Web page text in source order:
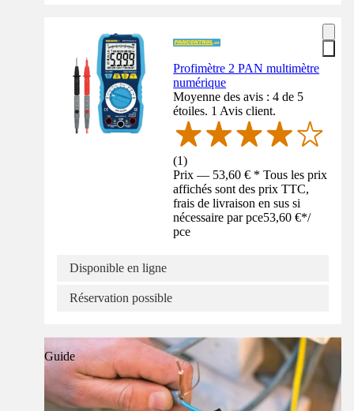
Profimètre 2 PAN multimètre
numérique
Moyenne des avis : 4 de 5
étoiles. 1 Avis client.
(1)
Prix — 53,60 € * Tous les prix
affichés sont des prix TTC,
frais de livraison en sus si
nécessaire par pce53,60 €*/
pce
Disponible en ligne
Réservation possible
Guide